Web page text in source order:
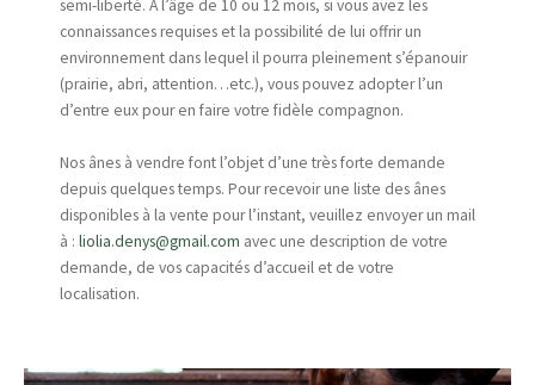
semi-liberté. A l’âge de 10 ou 12 mois, si vous avez les
connaissances requises et la possibilité de lui offrir un
environnement dans lequel il pourra pleinement s’épanouir
(prairie, abri, attention…etc.), vous pouvez adopter l’un
d’entre eux pour en faire votre fidèle compagnon.
Nos ânes à vendre font l’objet d’une très forte demande
depuis quelques temps. Pour recevoir une liste des ânes
disponibles à la vente pour l’instant, veuillez envoyer un mail
à : liolia.denys@gmail.com avec une description de votre
demande, de vos capacités d’accueil et de votre
localisation.